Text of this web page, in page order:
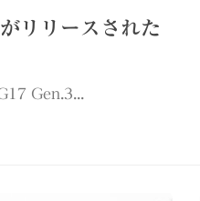
リリースされた
Gen.3...